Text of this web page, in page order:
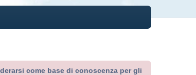
come base di conoscenza per gli